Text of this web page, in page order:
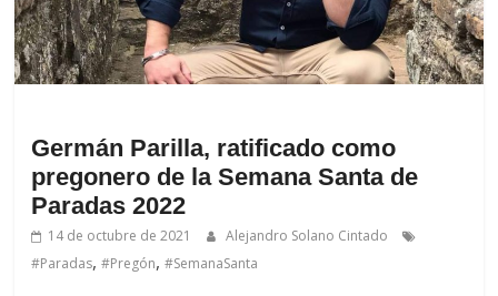
Germán Parilla, ratificado como
pregonero de la Semana Santa de
Paradas 2022
14 de octubre de 2021
Alejandro Solano Cintado
#Paradas,#Pregón,#SemanaSanta